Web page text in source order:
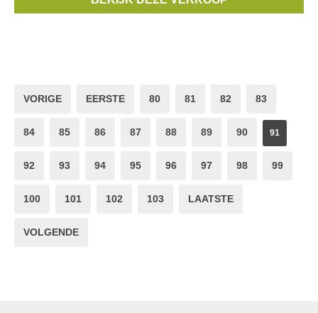
lopende meter. Betalen
VORIGE EERSTE 80 81 82 83
84 85 86 87 88 89 90 91
92 93 94 95 96 97 98 99
100 101 102 103 LAATSTE
VOLGENDE